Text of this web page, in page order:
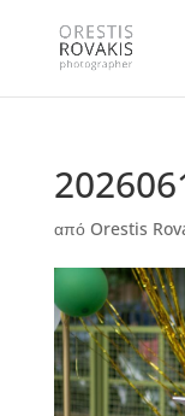
από Orestis